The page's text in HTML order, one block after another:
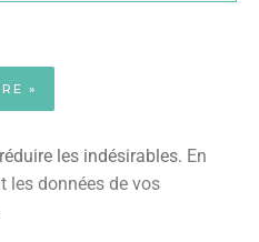
les indésirables. En
les données de vos